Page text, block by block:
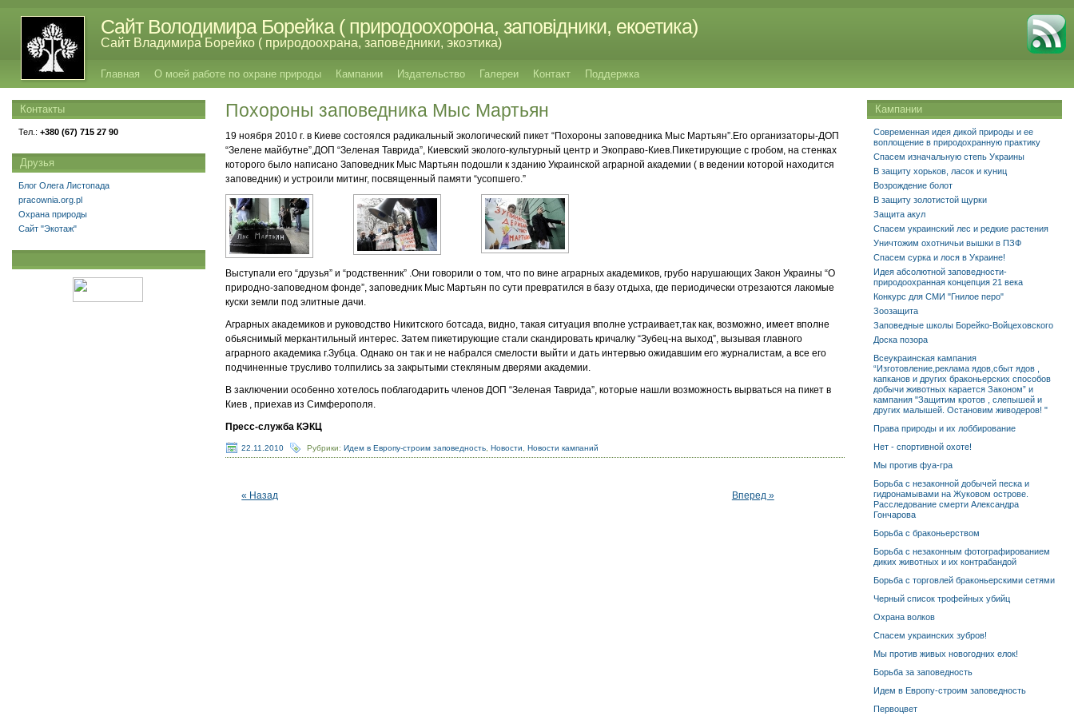
Сайт Володимира Борейка ( природоохорона, заповідники, екоетика)
Сайт Владимира Борейко ( природоохрана, заповедники, экоэтика)
Главная О моей работе по охране природы Кампании Издательство Галереи Контакт Поддержка
Похороны заповедника Мыс Мартьян
19 ноября 2010 г. в Киеве состоялся радикальный экологический пикет “Похороны заповедника Мыс Мартьян”.Его организаторы-ДОП
“Зелене майбутне”,ДОП “Зеленая Таврида”, Киевский эколого-культурный центр и Экоправо-Киев.Пикетирующие с гробом, на стенках
которого было написано Заповедник Мыс Мартьян подошли к зданию Украинской аграрной академии ( в ведении которой находится
заповедник) и устроили митинг, посвященный памяти “усопшего.”
Выступали его “друзья” и “родственник” .Они говорили о том, что по вине аграрных академиков, грубо нарушающих Закон Украины “О
природно-заповедном фонде”, заповедник Мыс Мартьян по сути превратился в базу отдыха, где периодически отрезаются лакомые
куски земли под элитные дачи.
Аграрных академиков и руководство Никитского ботсада, видно, такая ситуация вполне устраивает,так как, возможно, имеет вполне
обьяснимый меркантильный интерес. Затем пикетирующие стали скандировать кричалку “Зубец-на выход”, вызывая главного
аграрного академика г.Зубца. Однако он так и не набрался смелости выйти и дать интервью ожидавшим его журналистам, а все его
подчиненные трусливо толпились за закрытыми стекляным дверями академии.
В заключении особенно хотелось поблагодарить членов ДОП “Зеленая Таврида”, которые нашли возможность вырваться на пикет в
Киев , приехав из Симферополя.
Пресс-служба КЭКЦ
22.11.2010 Рубрики:Идем в Европу-строим заповедность ,Новости ,Новости кампаний
« Назад Вперед »
Кампании
Современная идея дикой природы и ее
воплощение в природохранную практику
Спасем изначальную степь Украины
В защиту хорьков, ласок и куниц
Возрождение болот
В защиту золотистой щурки
Защита акул
Спасем украинский лес и редкие растения
Уничтожим охотничьи вышки в ПЗФ
Спасем сурка и лося в Украине!
Идея абсолютной заповедности-
природоохранная концепция 21 века
Конкурс для СМИ "Гнилое перо"
Зоозащита
Заповедные школы Борейко-Войцеховского
Доска позора
Всеукраинская кампания
“Изготовление,реклама ядов,сбыт ядов ,
капканов и других браконьерских способов
добычи животных карается Законом” и
кампания "Защитим кротов , слепышей и
других малышей. Остановим живодеров! "
Права природы и их лоббирование
Нет - спортивной охоте!
Мы против фуа-гра
Борьба с незаконной добычей песка и
гидронамывами на Жуковом острове.
Расследование смерти Александра
Гончарова
Борьба с браконьерством
Борьба с незаконным фотографированием
диких животных и их контрабандой
Борьба с торговлей браконьерскими сетями
Черный список трофейных убийц
Охрана волков
Спасем украинских зубров!
Мы против живых новогодних елок!
Борьба за заповедность
Идем в Европу-строим заповедность
Первоцвет
Контакты
Тел.: +380 (67) 715 27 90
Друзья
Блог Олега Листопада
pracownia.org.pl
Охрана природы
Сайт "Экотаж"